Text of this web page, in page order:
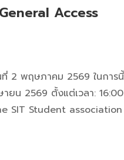
Access
2 พฤษภาคม 2569 ในการ
ยน 2569 ตั้งแต่เวลา:
SIT Student